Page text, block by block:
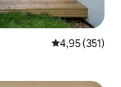
Průměrné
4,95 (351)